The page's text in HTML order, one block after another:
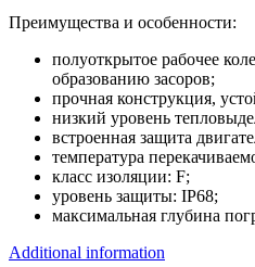
Преимущества и особенности:
полуоткрытое рабочее
образованию засоров;
прочная конструкция,
низкий уровень
встроенная защита
температура
класс изоляции: F;
уровень защиты: IP68;
максимальная глубина
Additional information